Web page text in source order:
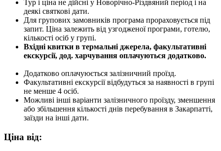
Тур і ціна не дійсні у Новорічно-Різдвяний період і на
деякі святкові дати.
Для групових замовників програма прораховується під
запит. Ціна залежить від узгодженої програми, готелю,
кількості осіб у групі.
Вхідні квитки в термальні джерела, факультативні
екскурсії, дод. харчування оплачуються додатково.
Додатково оплачуюється залізничний проїзд.
Факультативні екскурсії відбудуться за наявності в групі
не менше 4 осіб.
Можливі інші варіанти залізничного проїзду, зменшення
або збільшення кількості днів перебування в Закарпатті,
заїзди на інші дати.
Ціна від: